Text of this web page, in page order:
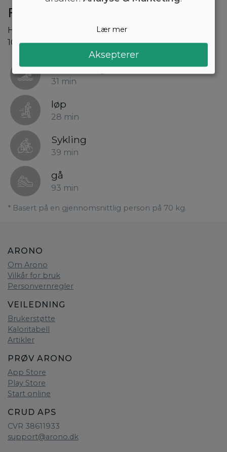
Forbrenning av drage
Hvor lang tid vil det ta å brenne 378 kcal som er i
100 gram drage?
Svømming
31 min
løp
28 min
Sykling
39 min
gå
93 min
* Basert på en gjennomsnittlig person på 70 kg.
ARONO
Om Arono
Vilkår for bruk
Personvernregler
VEILEDNING
Brukerstøtte
Kaloritabell
Artikler
PRØV ARONO
App Store
Play Store
Start online
CRUD APS
CVR 38611933
support@arono.dk
Lær mer
Aksepterer